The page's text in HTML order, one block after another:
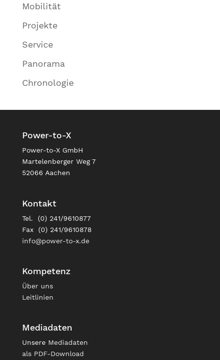
Mobilität
Projekte
Service
Panorama
Chronologie
Power-to-X
Power-to-X GmbH
Martelenberger Weg 7
52066 Aachen
Kontakt
Tel. (0) 241/9610877
Fax (0) 241/9610878
info@power-to-x.de
Kompetenz
Über uns
Leitlinien
Mediadaten
Unsere Mediadaten
als PDF-Download